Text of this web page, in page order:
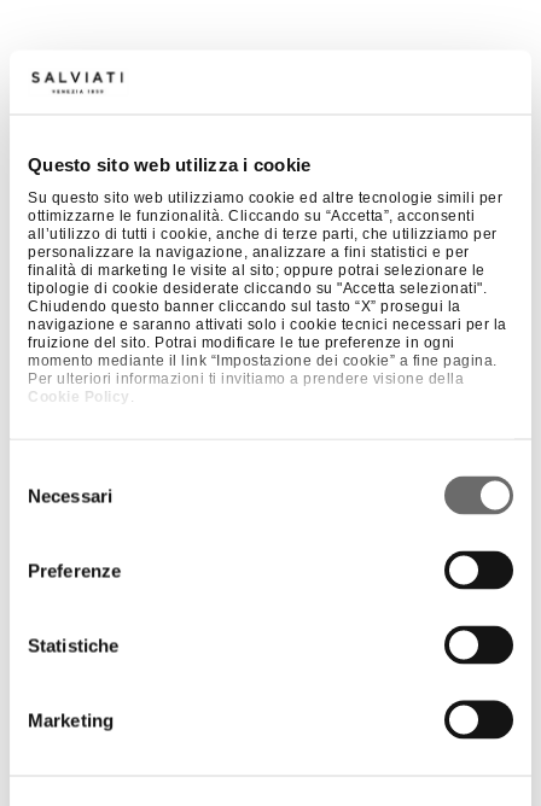
Questo sito web utilizza i cookie
Su questo sito web utilizziamo cookie ed altre tecnologie simili per
ottimizzarne le funzionalità. Cliccando su “Accetta”, acconsenti
all’utilizzo di tutti i cookie, anche di terze parti, che utilizziamo per
personalizzare la navigazione, analizzare a fini statistici e per
finalità di marketing le visite al sito; oppure potrai selezionare le
tipologie di cookie desiderate cliccando su "Accetta selezionati".
Chiudendo questo banner cliccando sul tasto “X” prosegui la
navigazione e saranno attivati solo i cookie tecnici necessari per la
fruizione del sito. Potrai modificare le tue preferenze in ogni
momento mediante il link “Impostazione dei cookie” a fine pagina.
Per ulteriori informazioni ti invitiamo a prendere visione della
Cookie Policy
delNecessari
Preferenze
Statistiche
Marketing